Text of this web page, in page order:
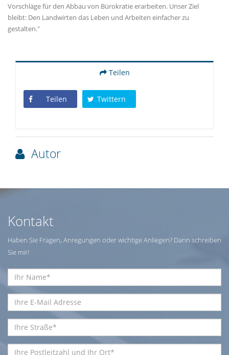
Vorschläge für den Abbau von Bürokratie erarbeiten. Unser Ziel
bleibt: Den Landwirten das Leben und Arbeiten einfacher zu
gestalten."
Teilen
Teilen Twittern
Autor
Kontakt
Haben Sie Fragen, Anregungen oder wichtige Anliegen? Dann schreiben
Sie mir!